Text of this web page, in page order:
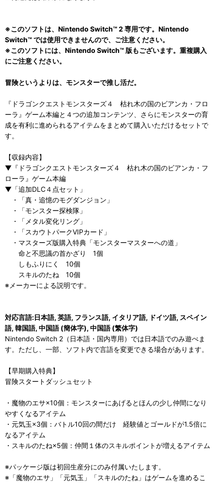
※このソフトは、Nintendo Switch™ 2 専用です。Nintendo
Switch™ では使用できませんので、ご注意ください。
※このソフトには、Nintendo Switch™ 版もございます。重複購入
にご注意ください。
冒険というよりは、モンスターで推し活だ。
『ドラゴンクエストモンスターズ４ 枯れ木の国のビアンカ・フロ
ーラ』ゲーム本編と４つの追加コンテンツ、さらにモンスターの育
成を有利に進められるアイテムをまとめて購入いただけるセットで
す。
【収録内容】
▼『ドラゴンクエストモンスターズ４ 枯れ木の国のビアンカ・フ
ローラ』ゲーム本編
▼「追加DLC４点セット」
・「真・追憶のモグダンジョン」
・「モンスター探検隊」
・「メタル変化リング」
・「スカウトパークVIPカード」
・マスターズ版購入特典「モンスターマスターへの道」
命と不思議の首かざり 1個
しもふりにく 10個
スキルのたね 10個
※メーカーによる説明です。
対応言語:日本語, 英語, フランス語, イタリア語, ドイツ語, スペイン
語, 韓国語, 中国語 (簡体字), 中国語 (繁体字)
Nintendo Switch 2（日本語・国内専用）では日本語でのみ遊べま
す。ただし、一部、ソフト内で言語を変更できる場合があります。
【早期購入特典】
冒険スタートダッシュセット
・魔物のエサ×10個：モンスターにあげるとほんの少し仲間になり
やすくなるアイテム
・元気玉×3個：バトル10回の間だけ 経験値とゴールドが1.5倍に
なるアイテム
・スキルのたね×5個：仲間１体のスキルポイントが増えるアイテム
※パッケージ版は初回生産分にのみ付属いたします。
※「魔物のエサ」「元気玉」「スキルのたね」はゲームを進めるこ